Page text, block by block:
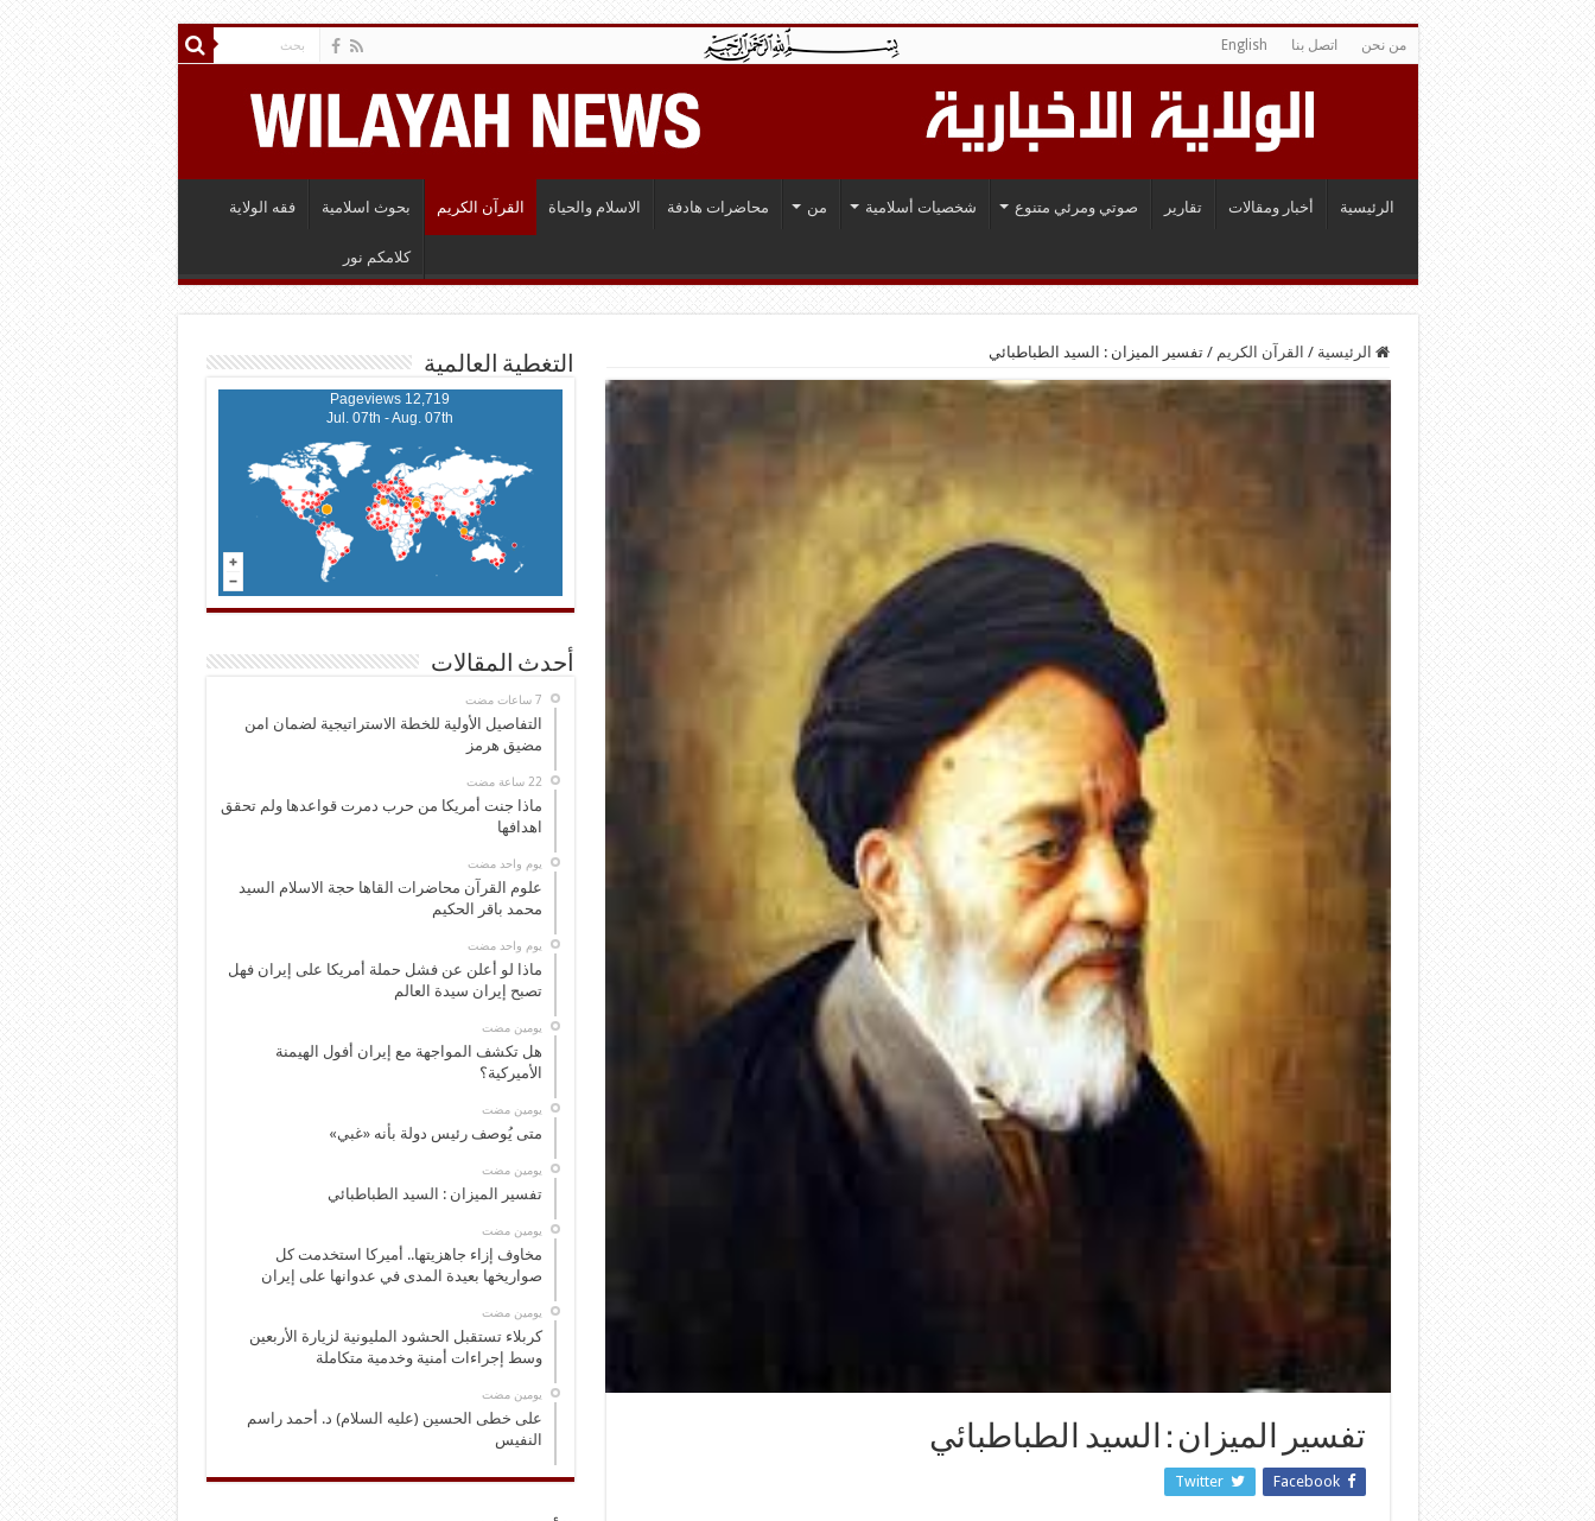
من نحن اتصل بنا English
الرئيسية أخبار ومقالات تقارير صوتي ومرئي متنوع شخصيات أسلامية من محاضرات هادفة الاسلام والحياة القرآن الكريم بحوث اسلامية فقه الولاية
كلامكم نور
الرئيسية / القرآن الكريم / تفسير الميزان : السيد الطباطبائي
تفسير الميزان : السيد الطباطبائي
Facebook
Twitter
التغطية العالمية
12,719 Pageviews
Jul. 07th - Aug. 07th
أحدث المقالات
التفاصيل الأولية للخطة الاستراتيجية لضمان امن
مضيق هرمز
ماذا جنت أمريكا من حرب دمرت قواعدها ولم تحقق
اهدافها
‏يوم واحد مضت
علوم القرآن محاضرات القاها حجة الاسلام السيد
محمد باقر الحكيم
‏يوم واحد مضت
ماذا لو أعلن عن فشل حملة أمريكا على إيران فهل
تصبح إيران سيدة العالم
‏يومين مضت
هل تكشف المواجهة مع إيران أفول الهيمنة
الأميركية؟
‏يومين مضت
متى يُوصف رئيس دولة بأنه «غبي»
‏يومين مضت
تفسير الميزان : السيد الطباطبائي
‏يومين مضت
مخاوف إزاء جاهزيتها.. أميركا استخدمت كل
صواريخها بعيدة المدى في عدوانها على إيران
‏يومين مضت
كربلاء تستقبل الحشود المليونية لزيارة الأربعين
وسط إجراءات أمنية وخدمية متكاملة
‏يومين مضت
على خطى الحسين (عليه السلام) د. أحمد راسم
النفيس